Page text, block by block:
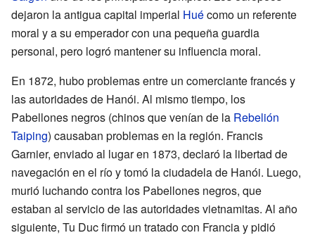
dejaron la antigua capital imperial Huécomo un referente
moral y a su emperador con una pequeña guardia
personal, pero logró mantener su influencia moral.
En 1872, hubo problemas entre un comerciante francés y
las autoridades de Hanói. Al mismo tiempo, los
Pabellones negros (chinos que venían de la Rebelión
Taiping) causaban problemas en la región. Francis
Garnier, enviado al lugar en 1873, declaró la libertad de
navegación en el río y tomó la ciudadela de Hanói. Luego,
murió luchando contra los Pabellones negros, que
estaban al servicio de las autoridades vietnamitas. Al año
siguiente, Tu Duc firmó un tratado con Francia y pidió